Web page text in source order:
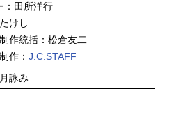
：田所洋行
けし
作統括：松倉友二
作： J.C.STAFF
詠み